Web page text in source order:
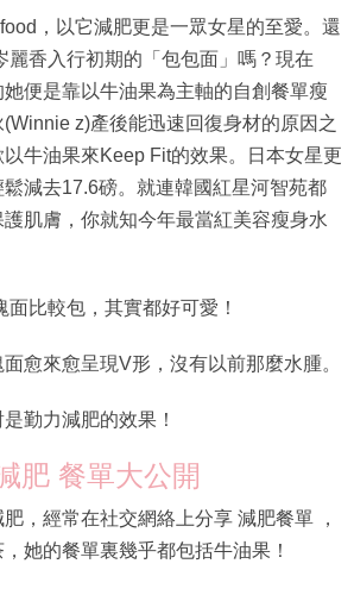
，以它減肥更是一眾女星的至愛。還
麗香入行初期的「包包面」嗎？現在
她便是靠以牛油果為主軸的自創餐單瘦
z)產後能迅速回復身材的原因之
牛油果來Keep Fit的效果。日本女星更
減去17.6磅。就連韓國紅星河智苑都
肌膚，你就知今年最當紅美容瘦身水
面比較包，其實都好可愛！
愈來愈呈現V形，沒有以前那麼水腫。
勤力減肥的效果！
肥 餐單大公開
，經常在社交網絡上分享 減肥餐單 ，
她的餐單裏幾乎都包括牛油果！